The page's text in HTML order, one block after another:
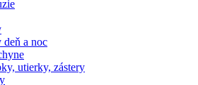
deň a noc
utierky, zástery